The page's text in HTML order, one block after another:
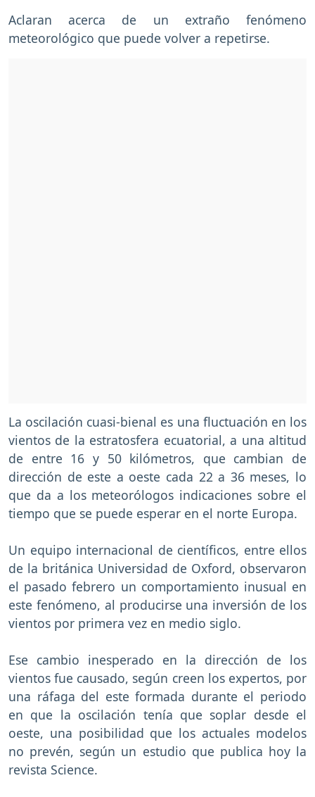
Aclaran acerca de un extraño fenómeno
meteorológico que puede volver a repetirse.
La oscilación cuasi-bienal es una fluctuación en los
vientos de la estratosfera ecuatorial, a una altitud
de entre 16 y 50 kilómetros, que cambian de
dirección de este a oeste cada 22 a 36 meses, lo
que da a los meteorólogos indicaciones sobre el
tiempo que se puede esperar en el norte Europa.
Un equipo internacional de científicos, entre ellos
de la británica Universidad de Oxford, observaron
el pasado febrero un comportamiento inusual en
este fenómeno, al producirse una inversión de los
vientos por primera vez en medio siglo.
Ese cambio inesperado en la dirección de los
vientos fue causado, según creen los expertos, por
una ráfaga del este formada durante el periodo
en que la oscilación tenía que soplar desde el
oeste, una posibilidad que los actuales modelos
no prevén, según un estudio que publica hoy la
revista Science.